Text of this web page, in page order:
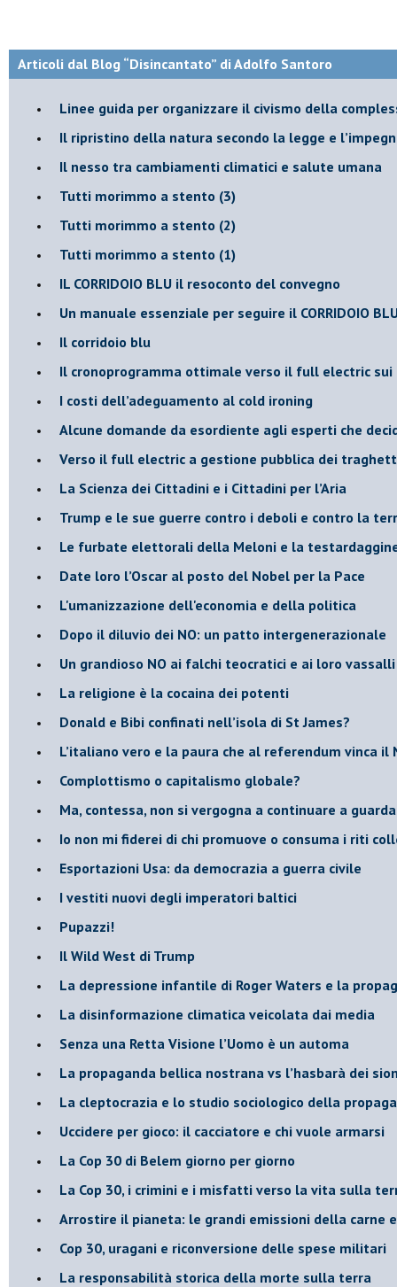
Articoli dal Blog “Disincantato” di Adolfo Santoro
​Linee guida per organizzare il civismo della
​Il ripristino della natura secondo la legge e
Il nesso tra cambiamenti climatici e salute umana
Tutti morimmo a stento (3)
Tutti morimmo a stento (2)
​Tutti morimmo a stento (1)
IL CORRIDOIO BLU il resoconto del convegno
Un manuale essenziale per seguire il CORRIDOIO
Il corridoio blu
​Il cronoprogramma ottimale verso il full electric
​I costi dell’adeguamento al cold ironing
Alcune domande da esordiente agli esperti che
Verso il full electric a gestione pubblica dei
​La Scienza dei Cittadini e i Cittadini per l’Aria
Trump e le sue guerre contro i deboli e contro la
​Le furbate elettorali della Meloni e la
​Date loro l’Oscar al posto del Nobel per la Pace
L'umanizzazione dell'economia e della politica
​Dopo il diluvio dei NO: un patto intergenerazionale
​Un grandioso NO ai falchi teocratici e ai loro vassalli
La religione è la cocaina dei potenti
Donald e Bibi confinati nell’isola di St James?
L’italiano vero e la paura che al referendum vinca il
​Complottismo o capitalismo globale?
​Ma, contessa, non si vergogna a continuare a
​Io non mi fiderei di chi promuove o consuma i riti
Esportazioni Usa: da democrazia a guerra civile
​I vestiti nuovi degli imperatori baltici
​Pupazzi!
​Il Wild West di Trump
​La depressione infantile di Roger Waters e la
​La disinformazione climatica veicolata dai media
Senza una Retta Visione l’Uomo è un automa
​La propaganda bellica nostrana vs l’hasbarà dei
​La cleptocrazia e lo studio sociologico della
​Uccidere per gioco: il cacciatore e chi vuole armarsi
​La Cop 30 di Belem giorno per giorno
La Cop 30, i crimini e i misfatti verso la vita sulla
Arrostire il pianeta: le grandi emissioni della carne
​Cop 30, uragani e riconversione delle spese militari
La responsabilità storica della morte sulla terra